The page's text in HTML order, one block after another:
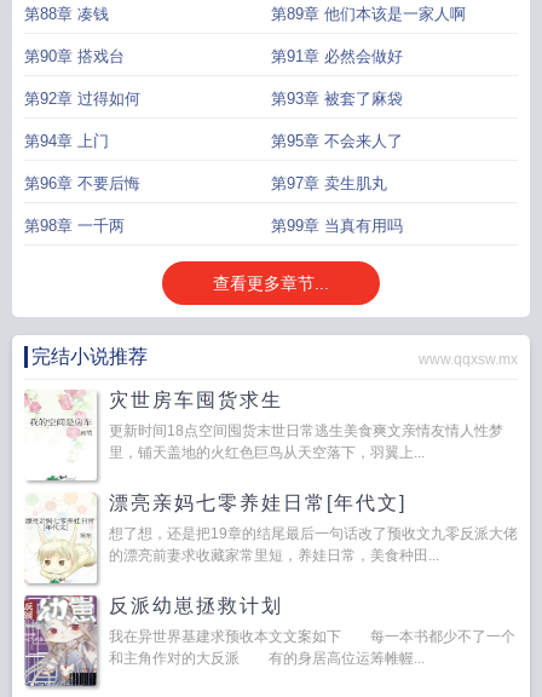
第88章 凑钱 第89章 他们本该是一家人啊
第90章 搭戏台 第91章 必然会做好
第92章 过得如何 第93章 被套了麻袋
第94章 上门 第95章 不会来人了
第96章 不要后悔 第97章 卖生肌丸
第98章 一千两 第99章 当真有用吗
查看更多章节...
完结小说推荐 www.qqxsw.mx
灾世房车囤货求生
更新时间18点空间囤货末世日常逃生美食爽文亲情友情人性梦
里，铺天盖地的火红色巨鸟从天空落下，羽翼上...
漂亮亲妈七零养娃日常[年代文]
想了想，还是把19章的结尾最后一句话改了预收文九零反派大佬
的漂亮前妻求收藏家常里短，养娃日常，美食种田...
反派幼崽拯救计划
我在异世界基建求预收本文文案如下 每一本书都少不了一个
和主角作对的大反派 有的身居高位运筹帷幄...